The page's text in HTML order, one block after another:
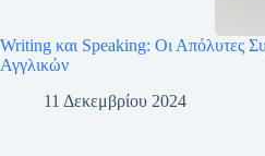
Writing και Speaking: Οι Απόλυτες
Αγγλικών
11 Δεκεμβρίου 2024